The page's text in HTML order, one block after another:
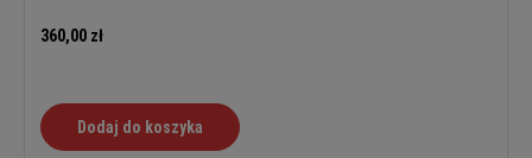
360,00 zł
Dodaj do koszyka